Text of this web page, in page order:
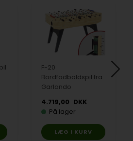
F-20
Bordfodboldspil fra
Garlando
4.719,00 DKK
På lager